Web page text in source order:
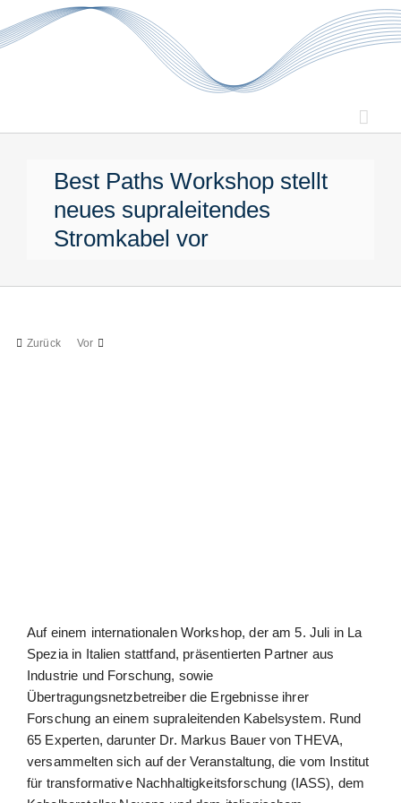
Inhalt
springen
Best Paths Workshop stellt
neues supraleitendes
Stromkabel vor
Zurück Vor
Auf einem internationalen Workshop, der am 5. Juli in La
Spezia in Italien stattfand, präsentierten Partner aus
Industrie und Forschung, sowie
Übertragungsnetzbetreiber die Ergebnisse ihrer
Forschung an einem supraleitenden Kabelsystem. Rund
65 Experten, darunter Dr. Markus Bauer von THEVA,
versammelten sich auf der Veranstaltung, die vom Institut
für transformative Nachhaltigkeitsforschung (IASS), dem